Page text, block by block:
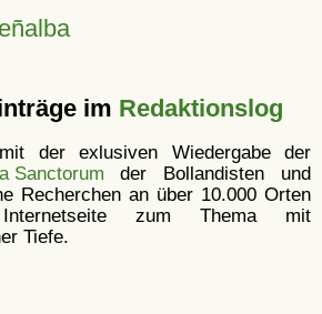
im Redaktionslog
der exlusiven Wiedergabe der
Sanctorum der Bollandisten und
Recherchen an über 10.000 Orten
zum Thema mit
Tiefe.